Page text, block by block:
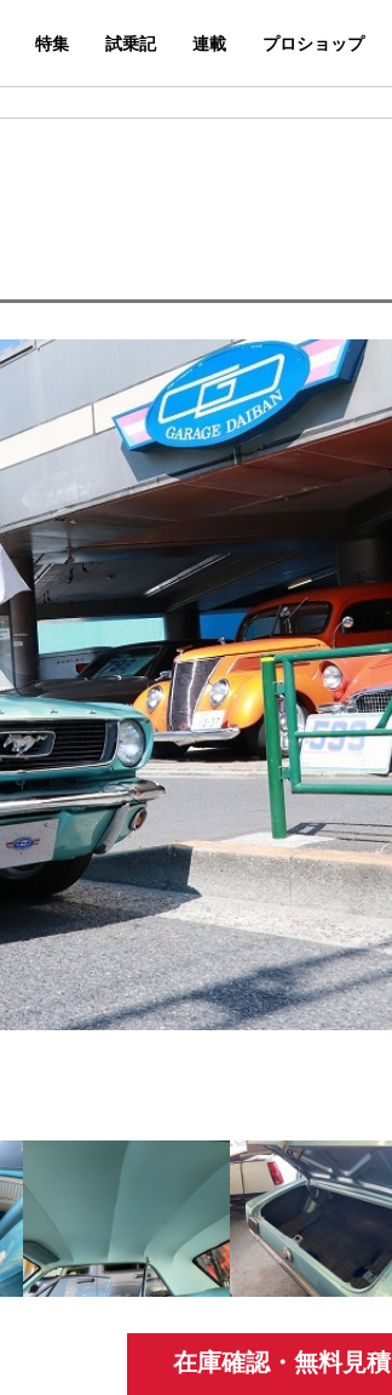
特集 試乗記 連載 プロショップ
在庫確認・無料見積